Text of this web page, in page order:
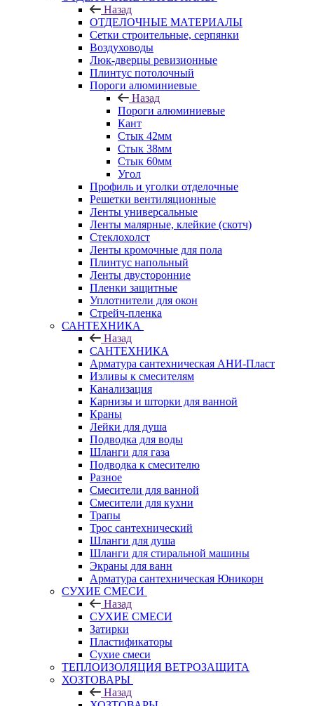
Назад
ОТДЕЛОЧНЫЕ МАТЕРИАЛЫ
Сетки строительные, серпянки
Воздуховоды
Люк-дверцы ревизионные
Плинтус потолочный
Пороги алюминиевые
Назад
Пороги алюминиевые
Кант
Стык 42мм
Стык 38мм
Стык 60мм
Угол
Профиль и уголки отделочные
Решетки вентиляционные
Ленты универсальные
Ленты малярные, клейкие (скотч)
Стеклохолст
Ленты кромочные для пола
Плинтус напольный
Ленты двусторонние
Пленки защитные
Уплотнители для окон
Стрейч-пленка
САНТЕХНИКА
Назад
САНТЕХНИКА
Арматура сантехническая АНИ-Пласт
Изливы к смесителям
Канализация
Карнизы и шторки для ванной
Краны
Лейки для душа
Подводка для воды
Шланги для газа
Подводка к смесителю
Разное
Смесители для ванной
Смесители для кухни
Трапы
Трос сантехнический
Шланги для душа
Шланги для стиральной машины
Экраны для ванн
Арматура сантехническая Юникорн
СУХИЕ СМЕСИ
Назад
СУХИЕ СМЕСИ
Затирки
Пластификаторы
Сухие смеси
ТЕПЛОИЗОЛЯЦИЯ ВЕТРОЗАЩИТА
ХОЗТОВАРЫ
Назад